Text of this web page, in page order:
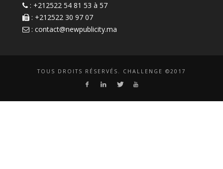
: +212522 54 81 53 à 57
: +212522 30 97 07
: contact@newpublicity.ma
TOUS DROITS RÉSERVÉS. CHALLENGE ©2017